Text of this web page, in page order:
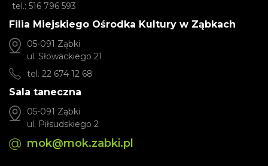
tel.: 516 796 593
Filia Miejskiego Ośrodka Kultury w Ząbkach
05-091 Ząbki
ul. Słowackiego 21
tel. 22 674 12 68
Sala taneczna
05-091 Ząbki
ul. Piłsudskiego 2
mok@mok.zabki.pl